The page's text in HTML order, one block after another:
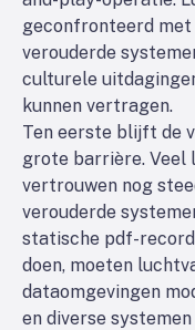
geconfronteerd met
verouderde
culturele
kunnen vertragen.
Ten eerste blijft de
grote barrière. Veel
vertrouwen nog
verouderde
statische pdf-
doen, moeten
dataomgevingen
en diverse